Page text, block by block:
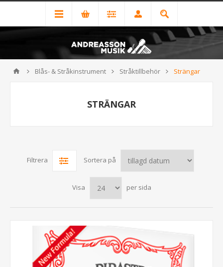
Blås- & Stråkinstrument Stråktillbehör Strängar
STRÄNGAR
Filtrera Sortera på
Visa per sida